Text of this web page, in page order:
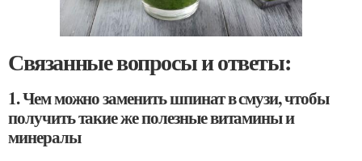
Связанные вопросы и ответы:
1. Чем можно заменить шпинат в смузи, чтобы
получить такие же полезные витамины и
минералы